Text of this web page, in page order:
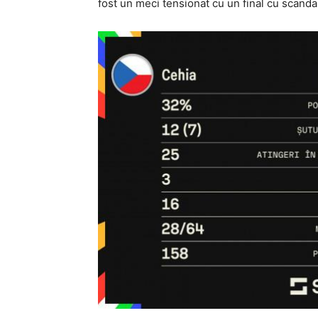
fost un meci tensionat cu un final cu